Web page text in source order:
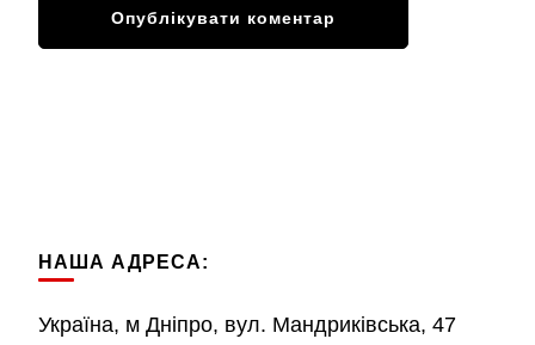
НАША АДРЕСА:
Україна, м Дніпро, вул. Мандриківська, 47